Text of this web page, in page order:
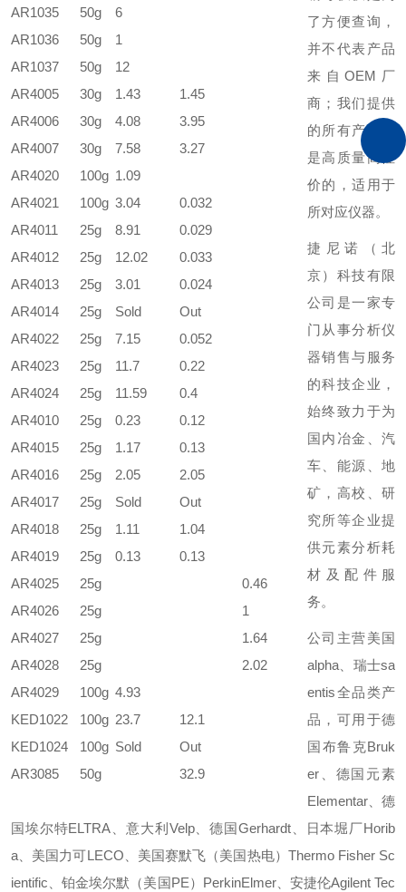
AR1035 50g
6
AR1036
50g
1
AR1037
50g
12
AR4005
30g 1.43
1.45
AR4006
30g 4.08
3.95
AR4007
30g 7.58
3.27
AR4020
100g 1.09
AR4021
100g 3.04
0.032
AR4011
25g 8.91
0.029
AR4012
25g 12.02
0.033
AR4013
25g 3.01
0.024
AR4014
25g Sold
Out
AR4022
25g 7.15
0.052
AR4023
25g 11.7
0.22
AR4024
25g 11.59
0.4
AR4010
25g 0.23
0.12
AR4015
25g 1.17
0.13
AR4016
25g 2.05
2.05
AR4017
25g Sold
Out
AR4018
25g 1.11
1.04
AR4019
25g 0.13
0.13
AR4025
25g
0.46
AR4026
25g
1
AR4027
25g
1.64
AR4028
25g
2.02
AR4029
100g 4.93
KED1022
100g 23.7
12.1
KED1024
100g Sold
Out
AR3085
50g 32.9
了方便查询，
并不代表产品
来自OEM厂
商；我们提供
的所有产品都
是高质量高性
价的，适用于
所对应仪器。
捷尼诺（北
京）科技有限
公司是一家专
门从事分析仪
器销售与服务
的科技企业，
始终致力于为
国内冶金、汽
车、能源、地
矿，高校、研
究所等企业提
供元素分析耗
材及配件服
务。
公司主营美国
alpha、瑞士sa
entis全品类产
品，可用于德
国布鲁克Bruk
er、德国元素
Elementar、德
国埃尔特ELTRA、意大利Velp、德国Gerhardt、日本堀厂Horib
a、美国力可LECO、美国赛默飞（美国热电）Thermo Fisher Sc
ientific、铂金埃尔默（美国PE）PerkinElmer、安捷伦Agilent Tec